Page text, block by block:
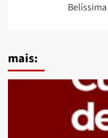
mais: